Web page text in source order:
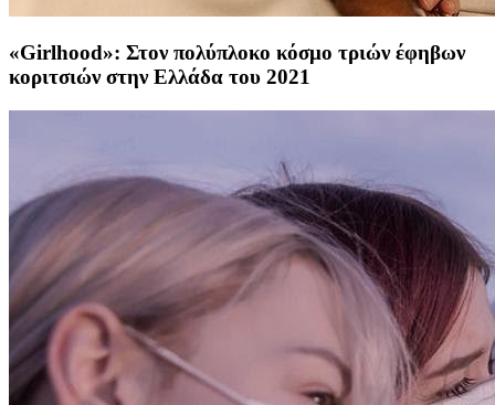
«Girlhood»: Στον πολύπλοκο κόσμο τριών έφηβων
κοριτσιών στην Ελλάδα του 2021